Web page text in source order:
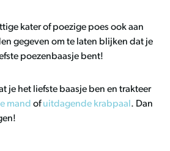
kater of poezige poes ook aan
gegeven om te laten blijken dat je
poezenbaasje bent!
je het liefste baasje ben en trakteer
mand ofuitdagende krabpaal . Dan